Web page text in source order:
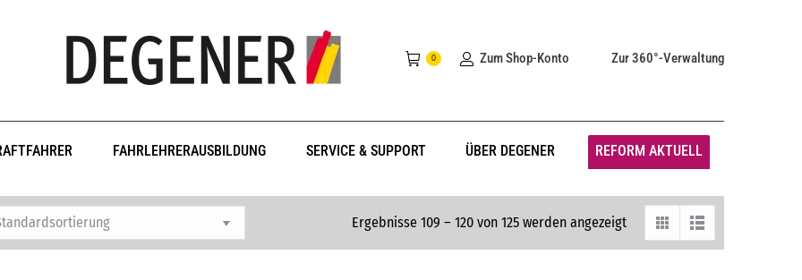
0 Zum Shop-Konto Zur 360°-Verwaltung
FAHRLEHRERAUSBILDUNG SERVICE & SUPPORT ÜBER DEGENER REFORM AKTUELL
Ergebnisse 109 – 120 von 125 werden angezeigt